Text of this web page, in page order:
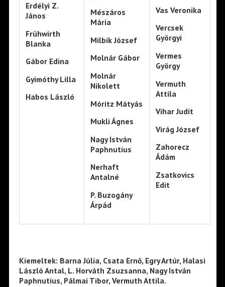
Erdélyi Z.
János
Frühwirth
Blanka
Gábor Edina
Gyimóthy Lilla
Habos László
Mészáros
Mária
Milbik József
Molnár Gábor
Molnár
Nikolett
Móritz Mátyás
Mukli Ágnes
Nagy István
Paphnutius
Nerhaft
Antalné
P. Buzogány
Árpád
Vas Veronika
Vercsek
Györgyi
Vermes
György
Vermuth
Attila
Vihar Judit
Virág József
Zahorecz
Ádám
Zsatkovics
Edit
Kiemeltek: Barna Júlia, Csata Ernő, Egry Artúr, Halasi
László Antal, L. Horváth Zsuzsanna, Nagy István
Paphnutius, Pálmai Tibor, Vermuth Attila.